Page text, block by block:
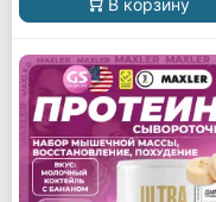
В корзину